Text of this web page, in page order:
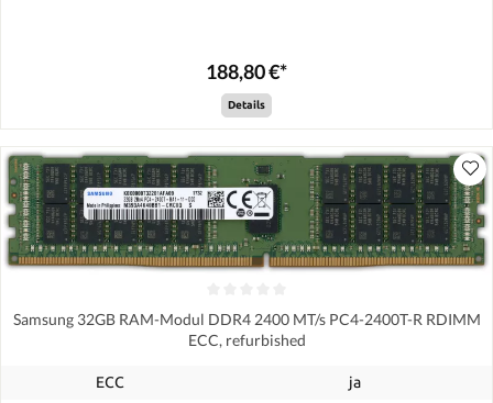
188,80 €*
Details
Samsung 32GB RAM-Modul DDR4 2400 MT/s PC4-2400T-R RDIMM
ECC, refurbished
ECC
ja